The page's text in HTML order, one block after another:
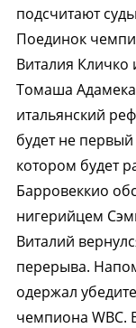
подсчитают
Поединок
Виталия Кличко
Томаша Адамека
итальянский
будет не
котором будет
Барровеккио
нигерийцем
Виталий
перерыва.
одержал
чемпиона WBC.